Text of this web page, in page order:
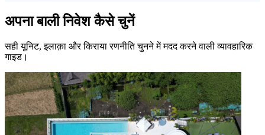
अपना बाली निवेश कैसे चुनें
सही यूनिट, इलाक़ा और किराया रणनीति चुनने में मदद करने वाली व्यावहारिक
गाइड।